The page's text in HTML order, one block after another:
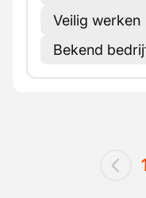
Veilig werken
Bekend
vorig
1